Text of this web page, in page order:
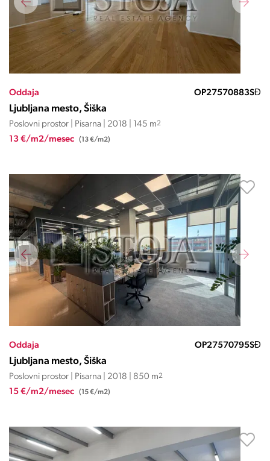
Oddaja OP27570883SĐ
Ljubljana mesto, Šiška
Poslovni prostor | Pisarna | 2018 | 145 m2
13 €/m2/mesec (13 €/m2)
Oddaja OP27570795SĐ
Ljubljana mesto, Šiška
Poslovni prostor | Pisarna | 2018 | 850 m2
15 €/m2/mesec (15 €/m2)